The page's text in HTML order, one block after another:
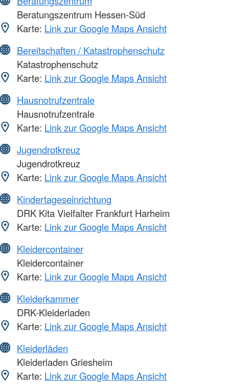
Beratungszentrum Hessen-Süd
Karte: Link zur Google Maps Ansicht
Bereitschaften / Katastrophenschutz
Katastrophenschutz
Karte: Link zur Google Maps Ansicht
Hausnotrufzentrale
Hausnotrufzentrale
Karte: Link zur Google Maps Ansicht
Jugendrotkreuz
Jugendrotkreuz
Karte: Link zur Google Maps Ansicht
Kindertageseinrichtung
DRK Kita Vielfalter Frankfurt Harheim
Karte: Link zur Google Maps Ansicht
Kleidercontainer
Kleidercontainer
Karte: Link zur Google Maps Ansicht
Kleiderkammer
DRK-Kleiderladen
Karte: Link zur Google Maps Ansicht
Kleiderläden
Kleiderladen Griesheim
Karte: Link zur Google Maps Ansicht